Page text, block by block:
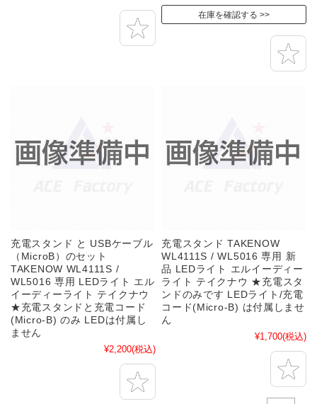
在庫を確認する
充電スタンド と USBケーブル
（MicroB）のセット
TAKENOW WL4111S /
WL5016 専用 LEDライト エル
イーディーライト テイクナウ
★充電スタンドと充電コード
(Micro-B) のみ LEDは付属し
ません
¥2,200(税込)
充電スタンド TAKENOW
WL4111S / WL5016 専用 新
品 LEDライト エルイーディー
ライト テイクナウ ★充電スタ
ンドのみです LEDライト/充電
コード(Micro-B) は付属しませ
ん
¥1,700(税込)